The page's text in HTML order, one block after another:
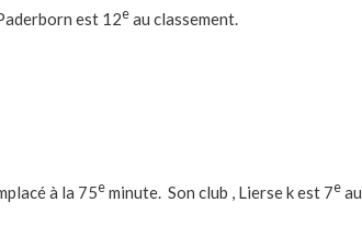
est 12e au classement.
à la 75e minute. Son club , Lierse k est 7e au